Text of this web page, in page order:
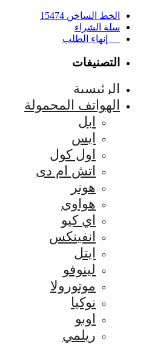
الخط الساخن 15474
سلة الشراء
إنهاء الطلب
التصنيفات
الرئيسية
الهواتف المحمولة
ابل
ايس
اول كول
اتش ام دى
هونر
هواوي
اي كيو
انفينكس
ايتل
لينوفو
موتورولا
نوكيا
اوبو
ريلمي